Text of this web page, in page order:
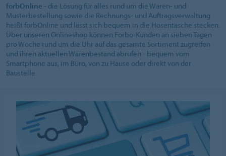
forbOnline - die Lösung für alles rund um die Waren- und
Musterbestellung sowie die Rechnungs- und Auftragsverwaltung
heißt forbOnline und lässt sich bequem in die Hosentasche stecken.
Über unseren Onlineshop können Forbo-Kunden an sieben Tagen
pro Woche rund um die Uhr auf das gesamte Sortiment zugreifen
und ihren aktuellen Warenbestand abrufen - bequem vom
Smartphone aus, im Büro, von zu Hause oder direkt von der
Baustelle.